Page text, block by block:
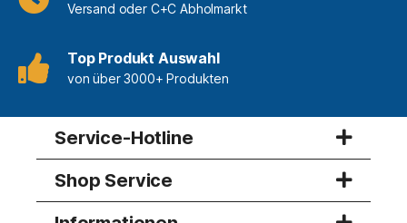
Versand oder C+C Abholmarkt
Top Produkt Auswahl
von über 3000+ Produkten
Service-Hotline
Shop Service